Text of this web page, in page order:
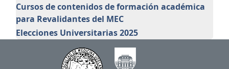
Cursos de contenidos de formación académica
para Revalidantes del MEC
Elecciones Universitarias 2025